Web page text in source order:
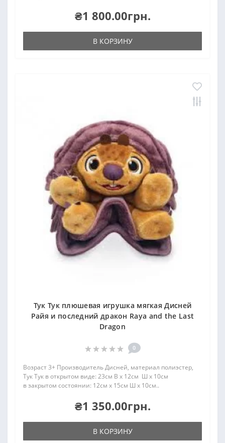
₴1 800.00грн.
В КОРЗИНУ
Тук Тук плюшевая игрушка мягкая Дисней
Райя и последний дракон Raya and the Last
Dragon
0
Возраст 3+ Производитель Дисней, материал полиэстер,
Тук Тук в открытом виде: 23см В x 12см Ш x 10см
в закрытом состоянии: 12см x 15см Ш x 10см..
₴1 350.00грн.
В КОРЗИНУ